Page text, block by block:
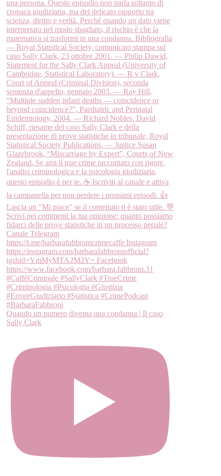
Quando un numero diventa una condanna | Il caso
Sally Clark